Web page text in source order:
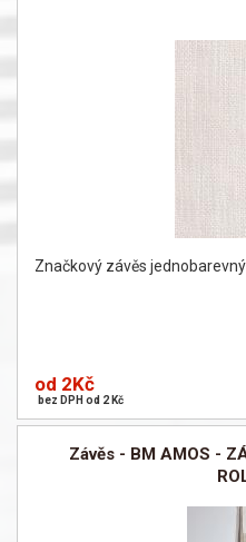
Značkový závěs
od 2Kč
bez DPH od 2 Kč
Závěs - BM AMOS -